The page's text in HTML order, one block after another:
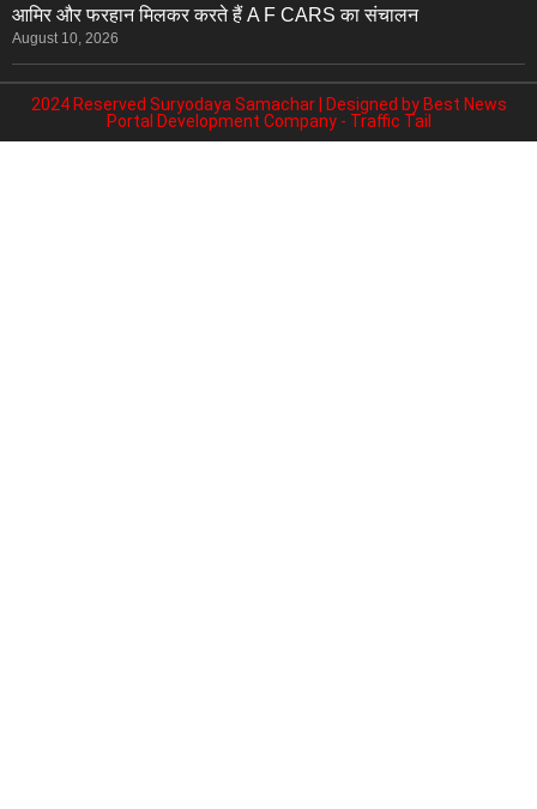
आमिर और फरहान मिलकर करते हैं A F CARS का संचालन
August 10, 2026
2024 Reserved Suryodaya Samachar | Designed by Best News
Portal Development Company- Traffic Tail